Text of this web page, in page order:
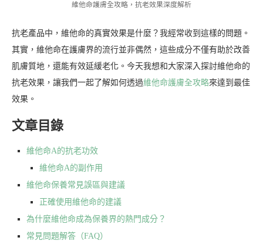
維他命護膚全攻略，抗老效果深度解析
抗老產品中，維他命的真實效果是什麼？我經常收到這樣的問題。
其實，維他命在護膚界的流行並非偶然，這些成分不僅有助於改善
肌膚質地，還能有效延緩老化。今天我想和大家深入探討維他命的
抗老效果，讓我們一起了解如何透過維他命護膚全攻略來達到最佳
效果。
文章目錄
維他命A的抗老功效
維他命A的副作用
維他命保養常見誤區與建議
正確使用維他命的建議
為什麼維他命成為保養界的熱門成分？
常見問題解答（FAQ）